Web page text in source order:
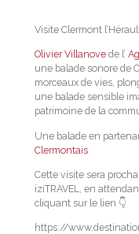
Visite Clermont
Olivier Villanove de l’
une balade sonore de
morceaux de vies,
une balade sensible
patrimoine de la
Une balade en
Clermontais
Cette visite sera
iziTRAVEL, en
cliquant sur le lien 👇
https://